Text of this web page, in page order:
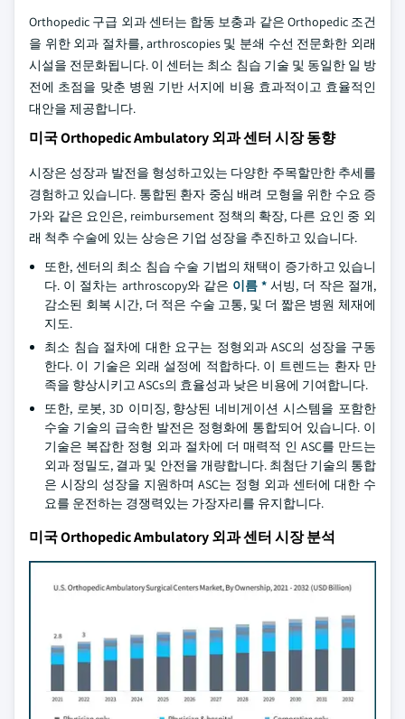
Orthopedic 구급 외과 센터는 합동 보충과 같은 Orthopedic 조건
을 위한 외과 절차를, arthroscopies 및 분쇄 수선 전문화한 외래
시설을 전문화됩니다. 이 센터는 최소 침습 기술 및 동일한 일 방
전에 초점을 맞춘 병원 기반 서지에 비용 효과적이고 효율적인
대안을 제공합니다.
미국 Orthopedic Ambulatory 외과 센터 시장 동향
시장은 성장과 발전을 형성하고있는 다양한 주목할만한 추세를
경험하고 있습니다. 통합된 환자 중심 배려 모형을 위한 수요 증
가와 같은 요인은, reimbursement 정책의 확장, 다른 요인 중 외
래 척추 수술에 있는 상승은 기업 성장을 추진하고 있습니다.
또한, 센터의 최소 침습 수술 기법의 채택이 증가하고 있습니
다. 이 절차는 arthroscopy와 같은 이름 * 서빙, 더 작은 절개,
감소된 회복 시간, 더 적은 수술 고통, 및 더 짧은 병원 체재에
지도.
최소 침습 절차에 대한 요구는 정형외과 ASC의 성장을 구동
한다. 이 기술은 외래 설정에 적합하다. 이 트렌드는 환자 만
족을 향상시키고 ASCs의 효율성과 낮은 비용에 기여합니다.
또한, 로봇, 3D 이미징, 향상된 네비게이션 시스템을 포함한
수술 기술의 급속한 발전은 정형화에 통합되어 있습니다. 이
기술은 복잡한 정형 외과 절차에 더 매력적 인 ASC를 만드는
외과 정밀도, 결과 및 안전을 개량합니다. 최첨단 기술의 통합
은 시장의 성장을 지원하며 ASC는 정형 외과 센터에 대한 수
요를 운전하는 경쟁력있는 가장자리를 유지합니다.
미국 Orthopedic Ambulatory 외과 센터 시장 분석